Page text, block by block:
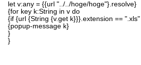
let v:any = {{url "../../hoge/hoge"}.resolve}
{for key k:String in v do
{if {url {String {v.get k}}}.extension ==
{popup-message k}
}
}